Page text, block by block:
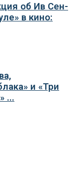
об Ив Сен-
в кино:
и «Три
...